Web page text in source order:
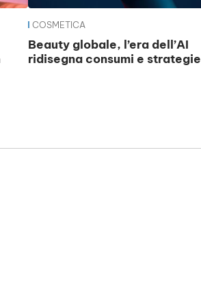
COSMETICA
Beauty globale, l’era dell’AI
ridisegna consumi e strategie